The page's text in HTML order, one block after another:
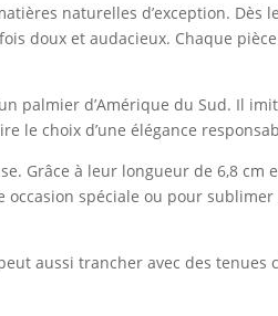
naturelles d’exception. Dès
doux et audacieux. Chaque
palmier d’Amérique du Sud. Il
le choix d’une élégance
Grâce à leur longueur de 6,8 cm
spéciale ou pour
aussi trancher avec des tenues